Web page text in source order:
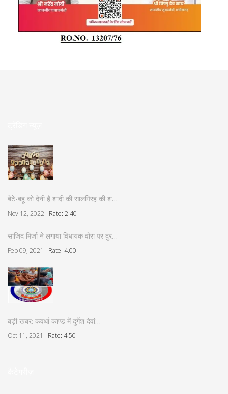
बेटे-बहू को देनी है शादी की सालगिरह की श…
Nov 12, 2022 Rate: 2.40
साजिद मिर्जा ने लगाया विधायक वोरा पर दुर…
Feb 09, 2021 Rate: 4.00
बड़ी खबर: कवर्धा काण्ड में दुर्गेश देवां…
Oct 11, 2021 Rate: 4.50